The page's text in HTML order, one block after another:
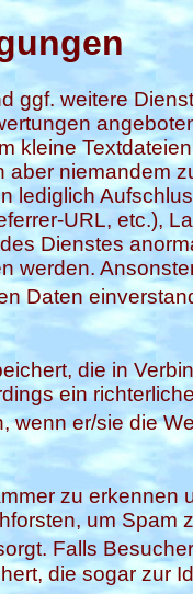
ggf. weitere
kleine
aber niemandem
lediglich
URL, etc.),
Dienstes
werden.
Daten
die in
ein
wenn er/sie die
zu erkennen
um Spam
Falls
die sogar zur